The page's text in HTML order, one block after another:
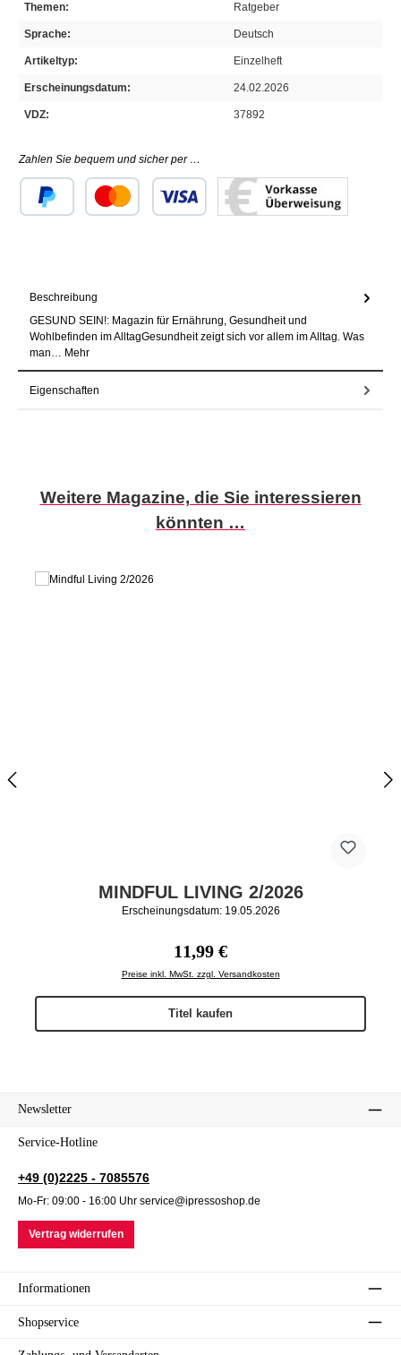
Themen: Ratgeber
Sprache: Deutsch
Artikeltyp: Einzelheft
Erscheinungsdatum: 24.02.2026
VDZ: 37892
Zahlen Sie bequem und sicher per …
Beschreibung
GESUND SEIN!: Magazin für Ernährung, Gesundheit und
Wohlbefinden im AlltagGesundheit zeigt sich vor allem im Alltag. Was
man… Mehr
Eigenschaften
Produktgalerie überspringen
Weitere Magazine, die Sie interessieren
könnten …
MINDFUL LIVING 2/2026
Erscheinungsdatum: 19.05.2026
Regulärer Preis:
11,99 €
Preise inkl. MwSt. zzgl. Versandkosten
Titel kaufen
Newsletter
Service-Hotline
+49 (0)2225 - 7085576
Mo-Fr: 09:00 - 16:00 Uhr service@ipressoshop.de
Vertrag widerrufen
Informationen
Shopservice